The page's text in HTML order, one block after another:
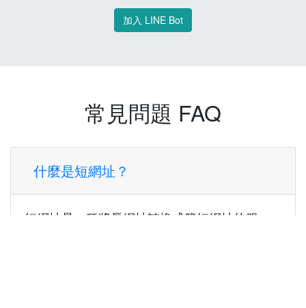
加入 LINE Bot
常見問題 FAQ
什麼是短網址？
短網址是一種將長網址轉換成簡短網址的服